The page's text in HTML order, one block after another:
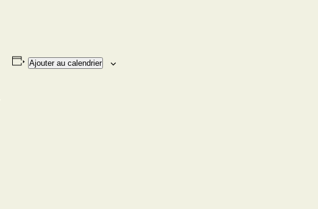
Ajouter au calendrier